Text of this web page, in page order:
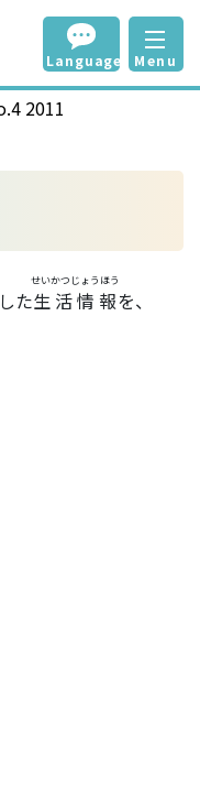
Language Menu
No.4 2011
した生活情報
せいかつじょうほう
を、